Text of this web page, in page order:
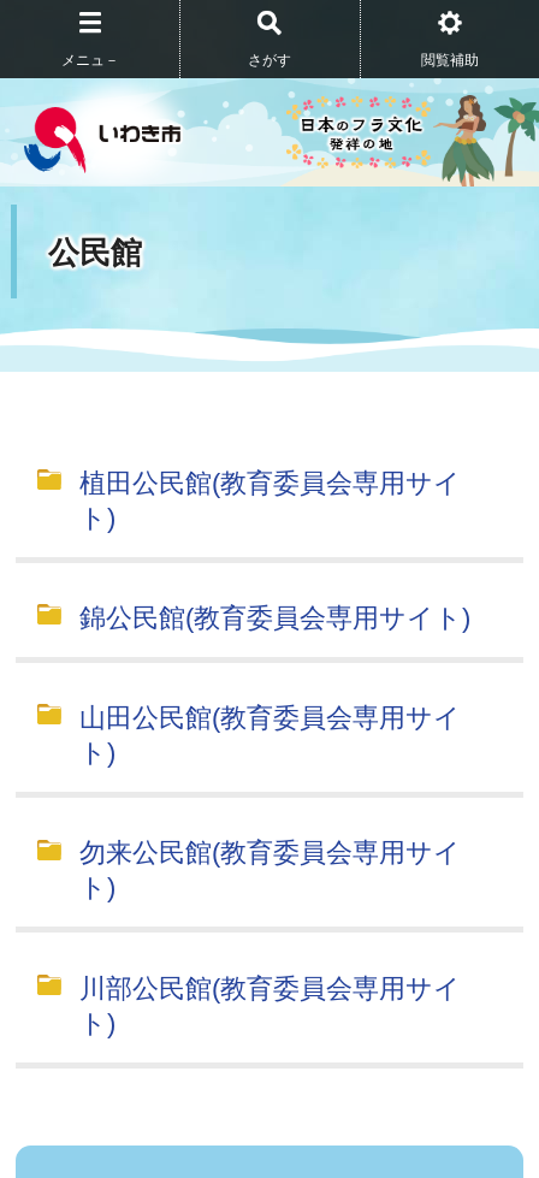
メニュ－ さがす 閲覧補助
公民館
植田公民館(教育委員会専用サイ
ト)
錦公民館(教育委員会専用サイト)
山田公民館(教育委員会専用サイ
ト)
勿来公民館(教育委員会専用サイ
ト)
川部公民館(教育委員会専用サイ
ト)